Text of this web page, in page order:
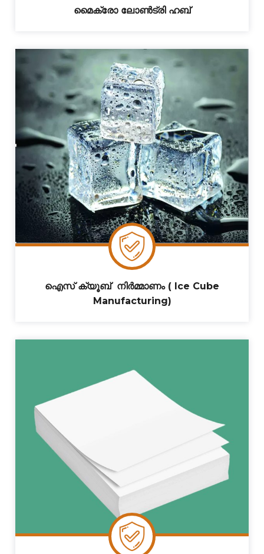
മൈക്രോ ലോൺട്രി ഹബ്
ഐസ് ക്യൂബ് നിർമ്മാണം ( Ice Cube
Manufacturing)